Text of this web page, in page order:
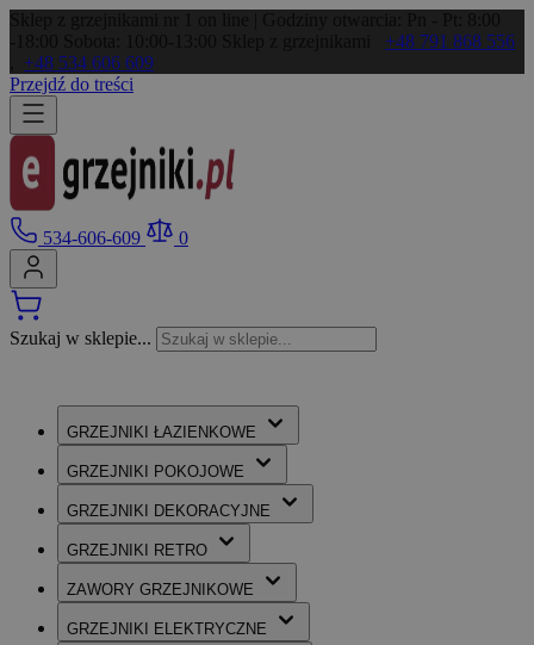
+48 791 868 556
+48 534 606 609
Przejdź do treści
534-606-609 0
Szukaj w sklepie...
GRZEJNIKI ŁAZIENKOWE
GRZEJNIKI POKOJOWE
GRZEJNIKI DEKORACYJNE
GRZEJNIKI RETRO
ZAWORY GRZEJNIKOWE
GRZEJNIKI ELEKTRYCZNE